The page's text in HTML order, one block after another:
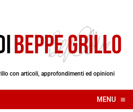
con articoli, approfondimenti ed opinioni
MENU ≡
☰